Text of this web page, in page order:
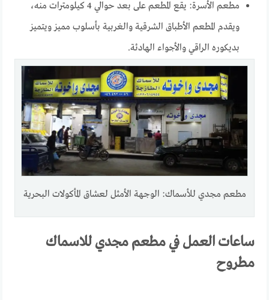
مطعم الأسرة: يقع المطعم على بعد حوالي 4 كيلومترات منه،
ويقدم المطعم الأطباق الشرقية والغربية بأسلوب مميز ويتميز
بديكوره الراقي والأجواء الهادئة.
مطعم مجدي للأسماك: الوجهة الأمثل لعشاق المأكولات البحرية
ساعات العمل في مطعم مجدي للاسماك
مطروح